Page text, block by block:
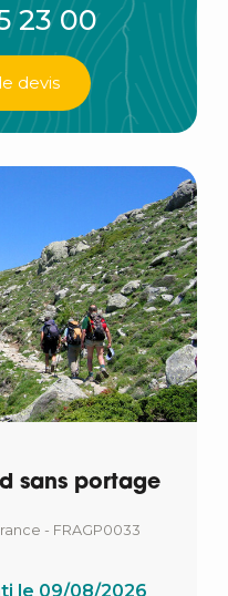
23 00
devis
sans portage
- FRAGP0033
le 09/08/2026